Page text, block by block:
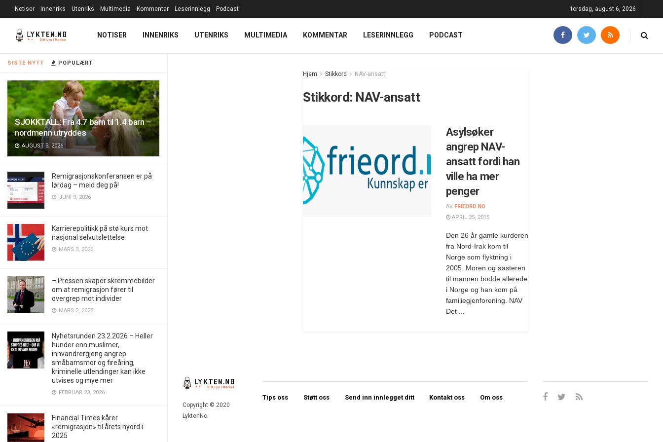
SISTE NYTT POPULÆRT
SJOKKTALL: Fra 4.7 barn til 1.4 barn –
nordmenn utryddes
AUGUST 3, 2026
Remigrasjonskonferansen er på
lørdag – meld deg på!
JUNI 9, 2026
Karrierepolitikk på stø kurs mot
nasjonal selvutslettelse
MARS 3, 2026
– Pressen skaper skremmebilder
om at remigrasjon fører til
overgrep mot individer
MARS 2, 2026
Nyhetsrunden 23.2.2026 – Heller
hunder enn muslimer,
innvandrergjeng angrep
småbarnsmor og fireåring,
kriminelle utlendinger kan ikke
utvises og mye mer
FEBRUAR 23, 2026
Financial Times kårer
«remigrasjon» til årets nyord i
2025
Notiser Innenriks Utenriks Multimedia Kommentar Leserinnlegg Podcast torsdag, august 6, 2026
NOTISER INNENRIKS UTENRIKS MULTIMEDIA KOMMENTAR LESERINNLEGG PODCAST
Hjem Stikkord NAV-ansatt
Stikkord: NAV-ansatt
Asylsøker
angrep NAV-
ansatt fordi han
ville ha mer
penger
AV FRIEORD.NO
APRIL 25, 2015
Den 26 år gamle kurderen
fra Nord-Irak kom til
Norge som flyktning i
2005. Moren og søsteren
til mannen bodde allerede
i Norge og han kom på
familiegjenforening. NAV
Det ...
Copyright © 2020
LyktenNo.
Tips oss Støtt oss Send inn innlegget ditt Kontakt oss Om oss